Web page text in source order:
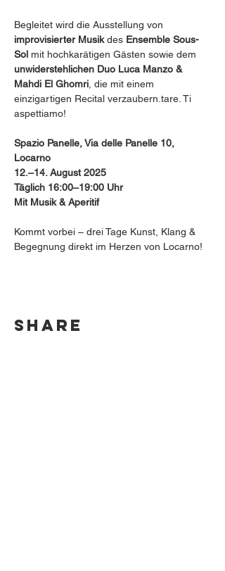
Begleitet wird die Ausstellung von
improvisierter Musik des Ensemble Sous-
Sol mit hochkarätigen Gästen sowie dem
unwiderstehlichen Duo Luca Manzo &
Mahdi El Ghomri , die mit einem
einzigartigen Recital verzaubern.tare. Ti
aspettiamo!
Spazio Panelle, Via delle Panelle 10,
Locarno
12.–14. August 2025
Täglich 16:00–19:00 Uhr
Mit Musik & Aperitif
Kommt vorbei – drei Tage Kunst, Klang &
Begegnung direkt im Herzen von Locarno!
Share